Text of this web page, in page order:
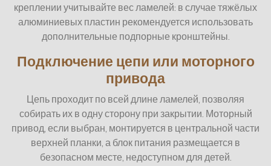
креплении учитывайте вес ламелей: в случае тяжёлых
алюминиевых пластин рекомендуется использовать
дополнительные подпорные кронштейны.
Подключение цепи или моторного
привода
Цепь проходит по всей длине ламелей, позволяя
собирать их в одну сторону при закрытии. Моторный
привод, если выбран, монтируется в центральной части
верхней планки, а блок питания размещается в
безопасном месте, недоступном для детей.